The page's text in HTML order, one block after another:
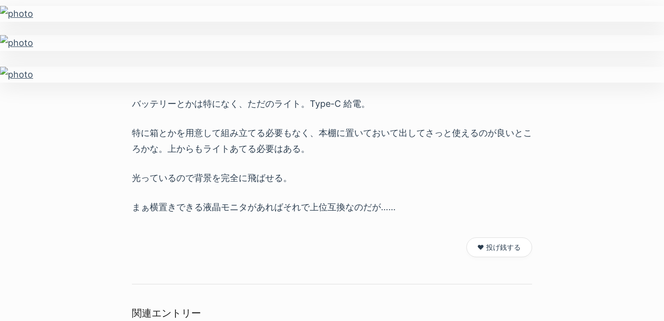
バッテリーとかは特になく、ただのライト。Type-C 給電。
特に箱とかを用意して組み立てる必要もなく、本棚に置いておいて出してさっと使えるのが良いとこ
ろかな。上からもライトあてる必要はある。
光っているので背景を完全に飛ばせる。
まぁ横置きできる液晶モニタがあればそれで上位互換なのだが……
❤️ 投げ銭する
関連エントリー